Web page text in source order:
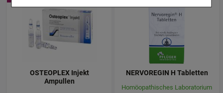
Inhalte anzuzeigen und unser Partnerprogramm zu betreiben.
Statistik & Tracking:
Hierüber lassen sich Informationen über die
Art und Weise der Nutzung unserer Website sammeln, mit deren Hilfe
wir unsere Website weiter für Sie optimieren können, den Inhalt auf
unserer Website aber auch die Werbung auf Drittseiten möglichst
relevant für Sie zu gestalten. Bitte beachten Sie, dass Daten hierfür
teilweise an Dritte wie z.B. Google oder soziale Medien übertragen
OSTEOPLEX Injekt
Ampullen
NERVOREGIN H Tabletten
Homöopathisches Laboratorium